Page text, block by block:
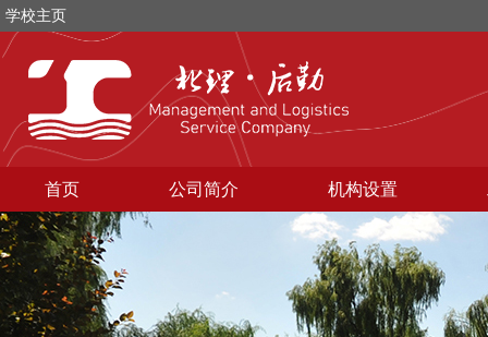
学校主页
首页 公司简介 机构设置